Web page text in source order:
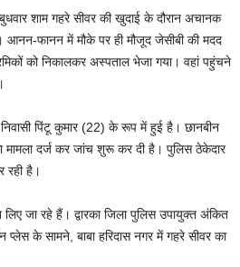
बुधवार शाम गहरे सीवर की खुदाई के दौरान अचानक
आनन-फानन में मौके पर ही मौजूद जेसीबी की मदद
को निकालकर अस्पताल भेजा गया। वहां पहुंचने
पिंटू कुमार (22) के रूप में हुई है। छानबीन
मामला दर्ज कर जांच शुरू कर दी है। पुलिस ठेकेदार
रही है।
जा रहे हैं। द्वारका जिला पुलिस उपायुक्त अंकित
प्लेस के सामने, बाबा हरिदास नगर में गहरे सीवर का